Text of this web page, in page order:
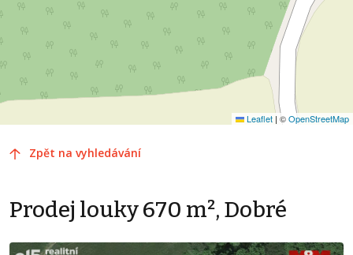
Leaflet | ©OpenStreetMap
Zpět na vyhledávání
Prodej louky 670 m², Dobré